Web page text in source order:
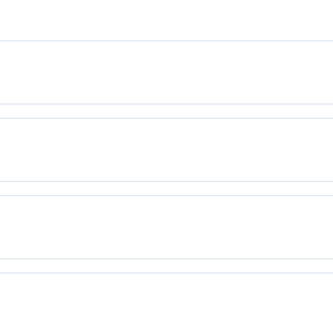
от размера яхты, типа поездки и
катеров до больших катамаранов.
спокойным морем и ясным небом. Низкий